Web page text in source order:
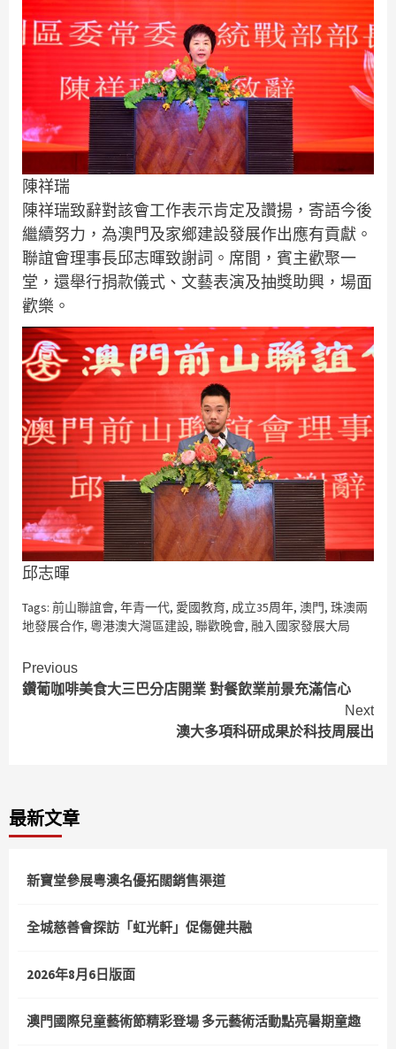
陳祥瑞
陳祥瑞致辭對該會工作表示肯定及讚揚，寄語今後
繼續努力，為澳門及家鄉建設發展作出應有貢獻。
聯誼會理事長邱志暉致謝詞。席間，賓主歡聚一
堂，還舉行捐款儀式、文藝表演及抽獎助興，場面
歡樂。
邱志暉
Tags: 前山聯誼會, 年青一代, 愛國教育, 成立35周年, 澳門, 珠澳兩
地發展合作, 粵港澳大灣區建設, 聯歡晚會, 融入國家發展大局
Continue
Reading
Previous
鑽葡咖啡美食大三巴分店開業 對餐飲業前景充滿信心
Next
澳大多項科研成果於科技周展出
最新文章
新寶堂參展粵澳名優拓闊銷售渠道
全城慈善會探訪「虹光軒」促傷健共融
2026年8月6日版面
澳門國際兒童藝術節精彩登場 多元藝術活動點亮暑期童趣